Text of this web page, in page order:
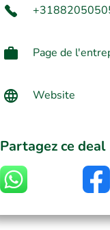
Page de
Website
Partagez ce deal